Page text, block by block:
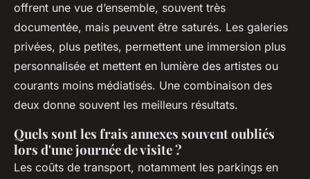
offrent une vue d’ensemble, souvent très
documentée, mais peuvent être saturés. Les galeries
privées, plus petites, permettent une immersion plus
personnalisée et mettent en lumière des artistes ou
courants moins médiatisés. Une combinaison des
deux donne souvent les meilleurs résultats.
Quels sont les frais annexes souvent oubliés
lors d'une journée de visite ?
Les coûts de transport, notamment les parkings en